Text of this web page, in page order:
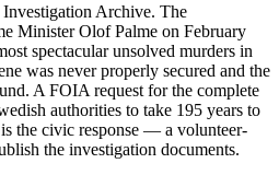
Archive. The
Minister Olof Palme on February
spectacular unsolved murders in
was never properly secured and the
A FOIA request for the complete
authorities to take 195 years to
the civic response — a volunteer-
the investigation documents.